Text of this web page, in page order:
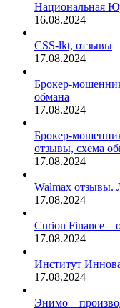
Национальная
16.08.2024
CSS-lkt, отзывы
17.08.2024
Брокер-
обмана
17.08.2024
Брокер-
отзывы, схема
17.08.2024
Walmax отзывы.
17.08.2024
Curion Finance –
17.08.2024
Институт
17.08.2024
Энимо –